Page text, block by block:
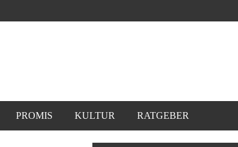
PROMIS KULTUR RATGEBER